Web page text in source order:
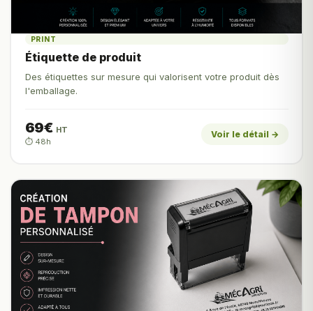
PRINT
Étiquette de produit
Des étiquettes sur mesure qui valorisent votre produit dès
l'emballage.
69€ HT
⏱️ 48h
Voir le détail →